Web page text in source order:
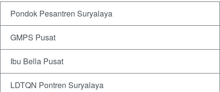
Pondok Pesantren Suryalaya
GMPS Pusat
Ibu Bella Pusat
LDTQN Pontren Suryalaya